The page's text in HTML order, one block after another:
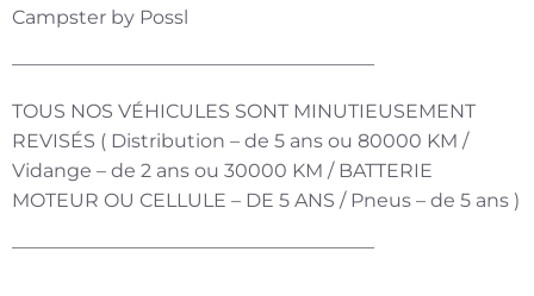
Campster by Possl
———————————————————
TOUS NOS VÉHICULES SONT MINUTIEUSEMENT
REVISÉS ( Distribution – de 5 ans ou 80000 KM /
Vidange – de 2 ans ou 30000 KM / BATTERIE
MOTEUR OU CELLULE – DE 5 ANS / Pneus – de 5 ans )
———————————————————